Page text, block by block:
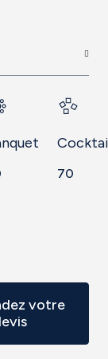
70
votre